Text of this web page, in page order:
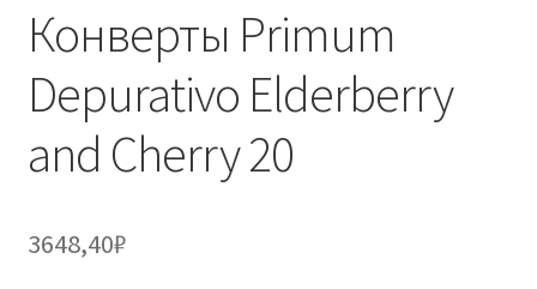
Конверты Primum
Depurativo Elderberry
and Cherry 20
3648,40₽